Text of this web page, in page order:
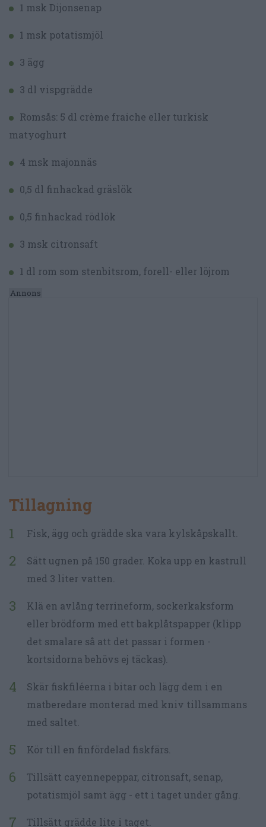
1 msk Dijonsenap
1 msk potatismjöl
3 ägg
3 dl vispgrädde
Romsås: 5 dl crème fraiche eller turkisk
matyoghurt
4 msk majonnäs
0,5 dl finhackad gräslök
0,5 finhackad rödlök
3 msk citronsaft
1 dl rom som stenbitsrom, forell- eller löjrom
Tillagning
Fisk, ägg och grädde ska vara kylskåpskallt.
Sätt ugnen på 150 grader. Koka upp en kastrull
med 3 liter vatten.
Klä en avlång terrineform, sockerkaksform
eller brödform med ett bakplåtspapper (klipp
det smalare så att det passar i formen -
kortsidorna behövs ej täckas).
Skär fiskfiléerna i bitar och lägg dem i en
matberedare monterad med kniv tillsammans
med saltet.
Kör till en finfördelad fiskfärs.
Tillsätt cayennepeppar, citronsaft, senap,
potatismjöl samt ägg - ett i taget under gång.
Tillsätt grädde lite i taget.